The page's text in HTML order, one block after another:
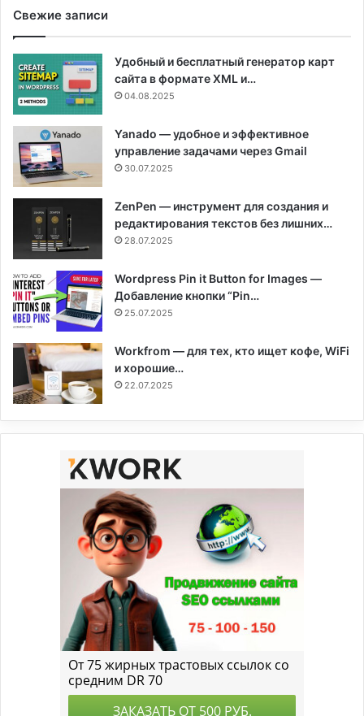
Свежие записи
Удобный и бесплатный генератор карт
сайта в формате XML и…
04.08.2025
Yanado — удобное и эффективное
управление задачами через Gmail
30.07.2025
ZenPen — инструмент для создания и
редактирования текстов без лишних…
28.07.2025
Wordpress Pin it Button for Images —
Добавление кнопки “Pin…
25.07.2025
Workfrom — для тех, кто ищет кофе, WiFi
и хорошие…
22.07.2025